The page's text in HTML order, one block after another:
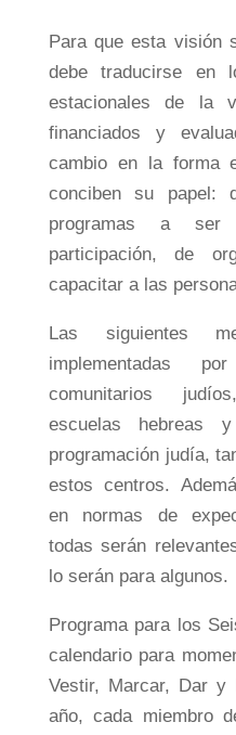
Para que esta visión
debe traducirse en
estacionales de la
financiados y
cambio en la forma
conciben su papel:
programas a ser
participación, de
capacitar a las
Las siguientes
implementadas
comunitarios
escuelas hebreas
programación judía,
estos centros.
en normas de
todas serán
lo serán para algunos.
Programa para los
calendario para
Vestir, Marcar, Dar y
año, cada miembro